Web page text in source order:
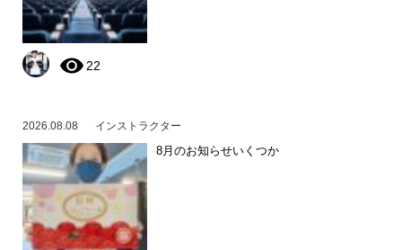
22
2026.08.08 インストラクター
8月のお知らせいくつか